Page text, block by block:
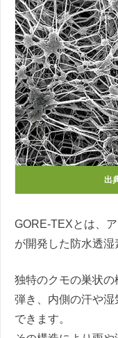
出
GORE-TEXとは、
が開発した防水透湿
独特のクモの巣状の
弾き、内側の汗や
できます。